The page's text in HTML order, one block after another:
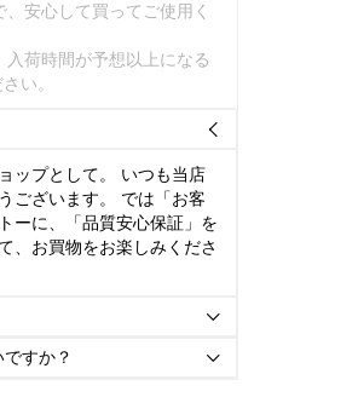
安心して買ってご使用く
荷時間が予想以上になる
い。

ップとして。 いつも当店
ございます。 では「お客
ーに、「品質安心保証」を
、お買物をお楽しみくださ

すか？ 